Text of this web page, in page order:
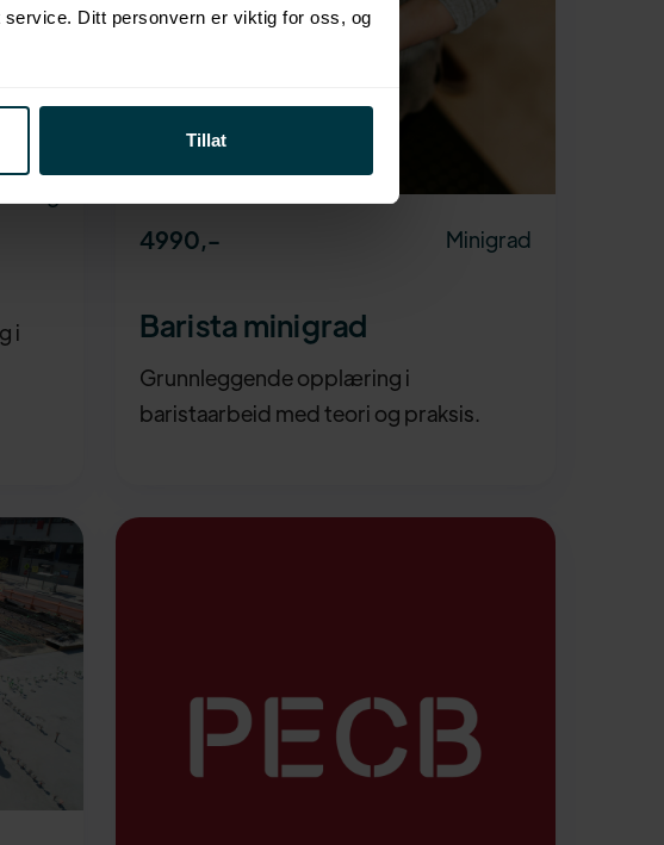
Ditt personvern er viktig for oss, og
Tillat
i
4990,- Minigrad
Barista minigrad
Grunnleggende opplæring i
baristaarbeid med teori og praksis.